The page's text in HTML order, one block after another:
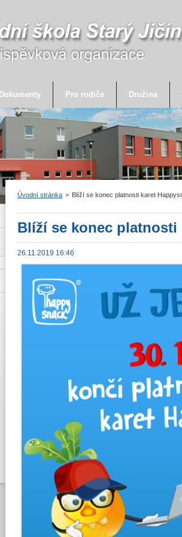
Úvodní stránka > Blíží se konec platnosti karet
Blíží se konec platnosti
26.11.2019 16:46
Dokumenty Pro rodiče Družina